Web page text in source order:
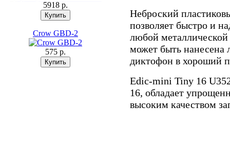
5918 p.
Crow GBD-2
575 p.
Неброский
позволяет быстро и
любой
может быть нанесена
диктофон в хороший
Edic-mini Tiny 16
16, обладает
высоким качеством